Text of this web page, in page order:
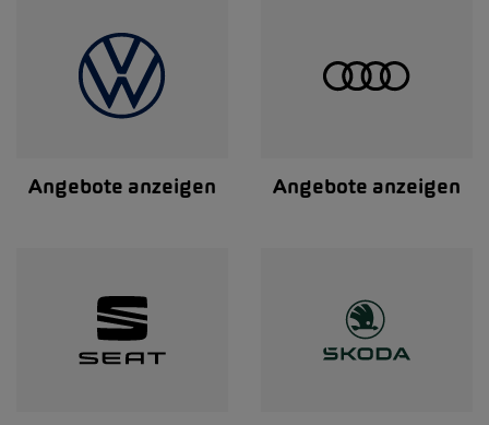
Angebote anzeigen Angebote anzeigen